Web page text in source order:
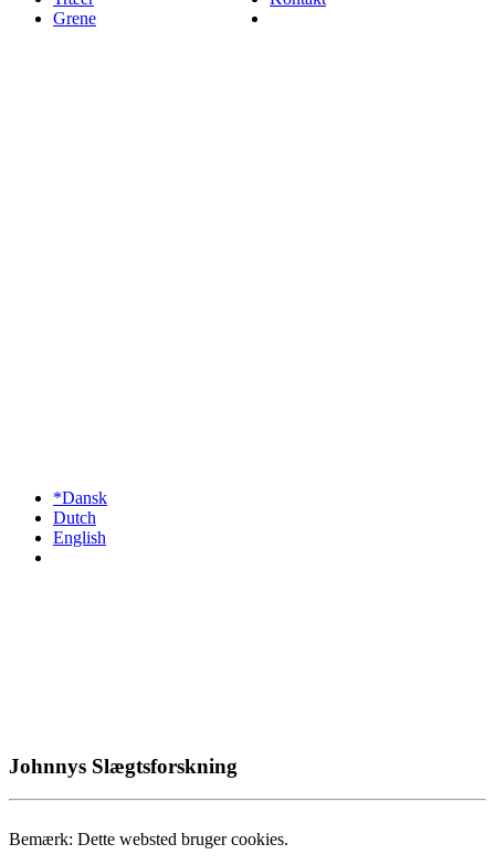
Grene
*Dansk
Dutch
English
Johnnys Slægtsforskning
Bemærk: Dette websted bruger cookies.